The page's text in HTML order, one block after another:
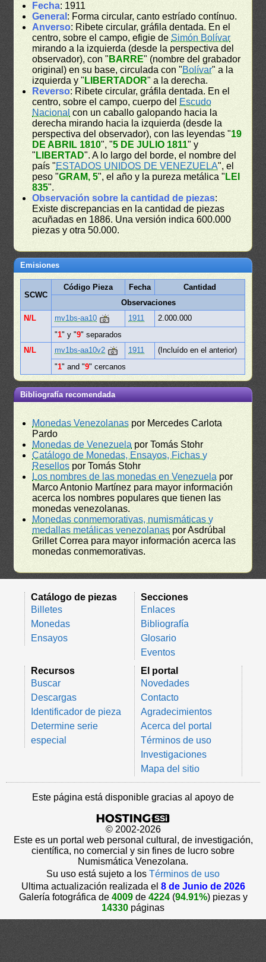
Fecha: 1911
General : Forma circular, canto estríado contínuo.
Anverso: Ribete circular, gráfila dentada. En el
centro, sobre el campo, efigie deSimón Bolívar
mirando a la izquierda (desde la perspectiva del
observador), con " BARRE" (nombre del grabador
original) en su base, circulada con "Bolívar" a la
izquierda y " LIBERTADOR" a la derecha.
Reverso: Ribete circular, gráfila dentada. En el
centro, sobre el campo, cuerpo del Escudo
Nacional con un caballo galopando hacia la
derecha mirando hacia la izquierda (desde la
perspectiva del observador), con las leyendas "19
DE ABRIL 1810", "5 DE JULIO 1811" y
" LIBERTAD". A lo largo del borde, el nombre del
país "ESTADOS UNIDOS DE VENEZUELA", el
peso "GRAM, 5", el año y la pureza metálica " LEI
835".
Observación sobre la cantidad de piezas:
Existe discrepancias en la cantidad de piezas
acuñadas en 1886. Una versión indica 600.000
piezas y otra 50.000.
Emisiones
SCWC
Código Pieza Fecha
Cantidad
Observaciones
N/L
mv1bs-aa10 1911
2.000.000
"1" y "9" separados
N/L
mv1bs-aa10v2 1911
(Incluído en el anterior)
"1" and "9" cercanos
Bibliografía recomendada
Monedas Venezolanas por Mercedes Carlota
Pardo
Monedas de Venezuela por Tomás Stohr
Catálogo de Monedas, Ensayos, Fichas y
Resellos por Tomás Stohr
Los nombres de las monedas en Venezuela por
Marco Antonio Martínez para mayor información
acerca los nombres populares que tienen las
monedas venezolanas.
Monedas conmemorativas, numismáticas y
medallas metálicas venezolanas por Asdrúbal
Grillet Correa para mayor información acerca las
monedas conmemorativas.
Catálogo de piezas
Billetes
Monedas
Ensayos
Secciones
Enlaces
Bibliografía
Glosario
Eventos
Recursos
Buscar
Descargas
Identificador de pieza
Determine serie
especial
El portal
Novedades
Contacto
Agradecimientos
Acerca del portal
Términos de uso
Investigaciones
Mapa del sitio
Este página está disponible gracias al apoyo de
© 2002-2026
Este es un portal web personal cultural, de investigación,
científica, no comercial y sin fines de lucro sobre
Numismática Venezolana.
Su uso está sujeto a los Términos de uso
Ultima actualización realizada el 8 de Junio de 2026
Galería fotográfica de 4009de 4224(94.91%) piezas y
14330 páginas